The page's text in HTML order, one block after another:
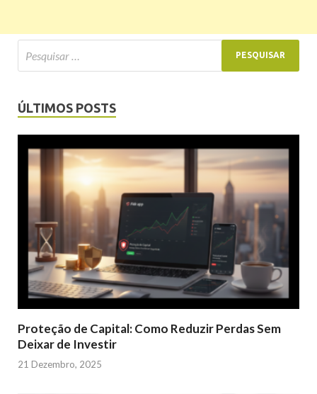
ÚLTIMOS POSTS
Proteção de Capital: Como Reduzir Perdas Sem
Deixar de Investir
21 Dezembro, 2025